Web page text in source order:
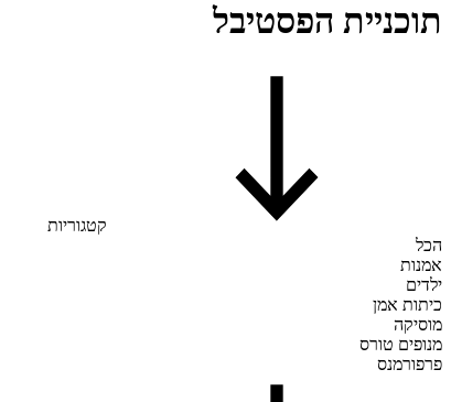
תוכניית הפסטיבל
קטגוריות
הכל
אמנות
ילדים
כיתות אמן
מוסיקה
מנופים טורס
פרפורמנס